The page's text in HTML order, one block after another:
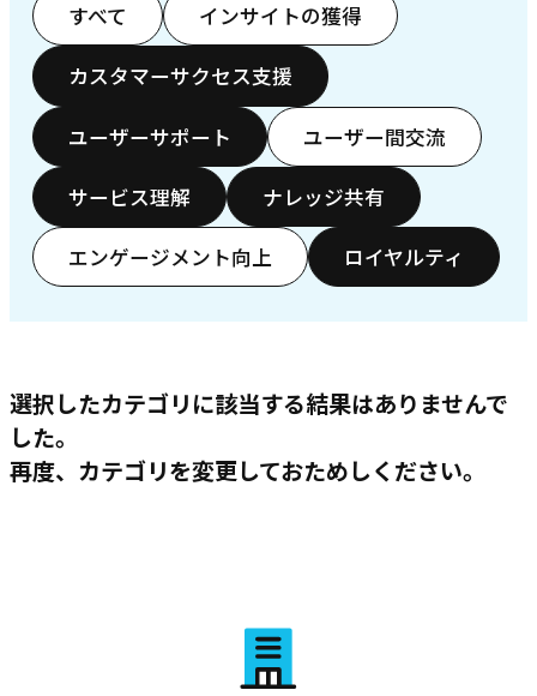
すべて インサイトの獲得
カスタマーサクセス支援
ユーザーサポート ユーザー間交流
サービス理解 ナレッジ共有
エンゲージメント向上 ロイヤルティ
選択したカテゴリに該当する結果はありませんで
した。
再度、カテゴリを変更しておためしください。